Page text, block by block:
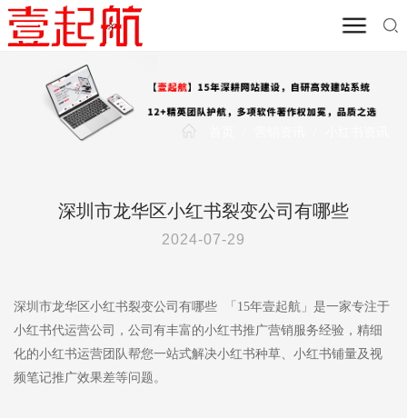
深圳市龙华区小红书裂变公司有哪些
2024-07-29
深圳市龙华区小红书裂变公司有哪些 「15年壹起航」是一家专注于
小红书代运营公司，公司有丰富的小红书推广营销服务经验，精细
化的小红书运营团队帮您一站式解决小红书种草、小红书铺量及视
频笔记推广效果差等问题。